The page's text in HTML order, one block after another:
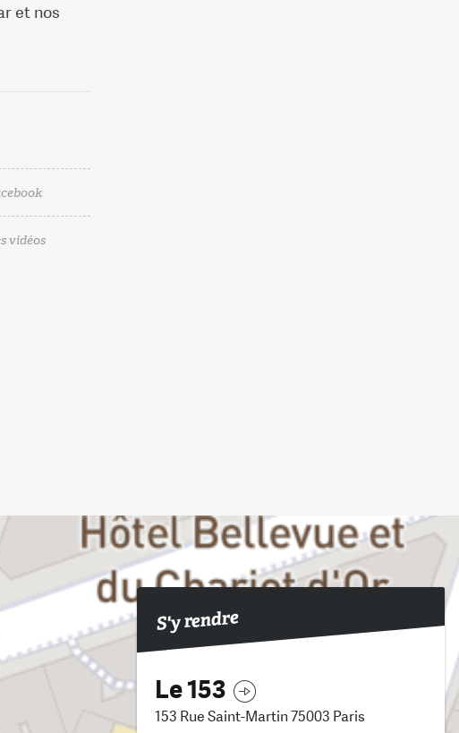
et nos
vidéos
S'y rendre
Le 153
153 Rue Saint-Martin 75003 Paris